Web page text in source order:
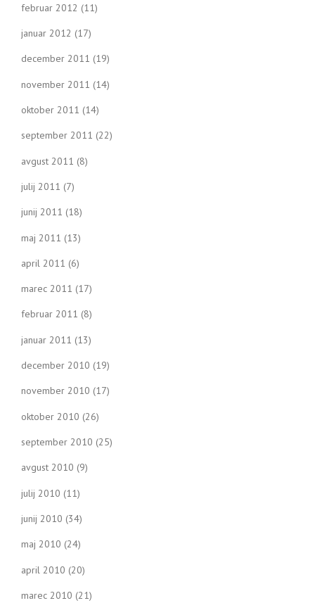
februar 2012 (11)
januar 2012 (17)
december 2011 (19)
november 2011 (14)
oktober 2011 (14)
september 2011 (22)
avgust 2011 (8)
julij 2011 (7)
junij 2011 (18)
maj 2011 (13)
april 2011 (6)
marec 2011 (17)
februar 2011 (8)
januar 2011 (13)
december 2010 (19)
november 2010 (17)
oktober 2010 (26)
september 2010 (25)
avgust 2010 (9)
julij 2010 (11)
junij 2010 (34)
maj 2010 (24)
april 2010 (20)
marec 2010 (21)